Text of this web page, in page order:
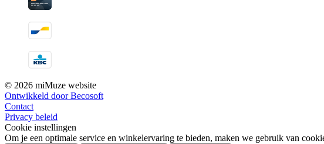
© 2026 miMuze website
Ontwikkeld door Becosoft
Contact
Privacy beleid
Cookie instellingen
Om je een optimale service en winkelervaring te bieden, maken we gebruik van